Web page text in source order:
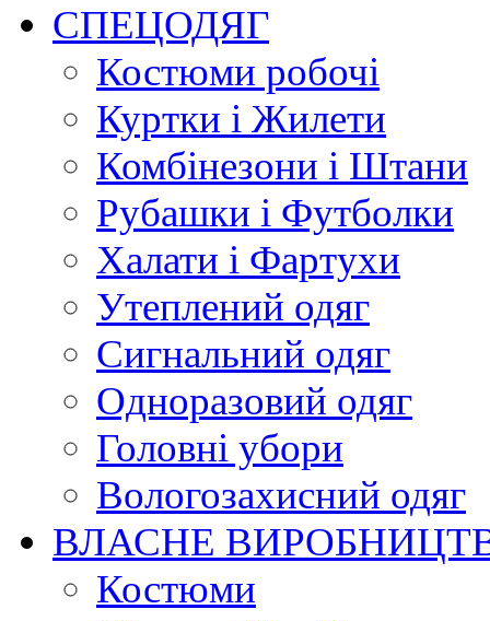
СПЕЦОДЯГ
Костюми робочі
Куртки і Жилети
Комбінезони і Штани
Рубашки і Футболки
Халати і Фартухи
Утеплений одяг
Сигнальний одяг
Одноразовий одяг
Головні убори
Вологозахисний одяг
ВЛАСНЕ
Костюми